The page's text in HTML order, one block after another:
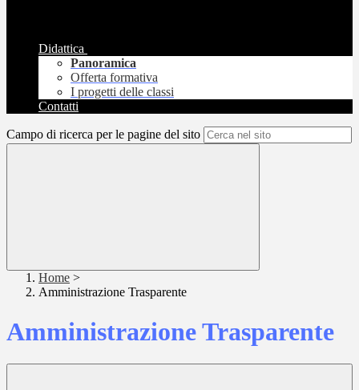
Didattica
Panoramica
Offerta formativa
I progetti delle classi
Contatti
Campo di ricerca per le pagine del sito
Home >
Amministrazione Trasparente
Amministrazione Trasparente